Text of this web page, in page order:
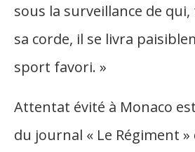
sous la surveillance de
sa corde, il se livra
sport favori. »
Attentat évité à Monaco
du journal « Le Régiment